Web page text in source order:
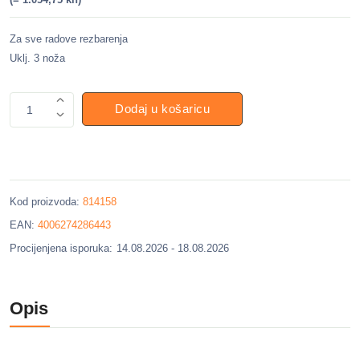
Za sve radove rezbarenja
Uklj. 3 noža
1 Dodaj u košaricu
Kod proizvoda: 814158
EAN: 4006274286443
Procijenjena isporuka: 14.08.2026 - 18.08.2026
Opis